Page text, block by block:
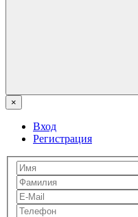
×
Вход
Регистрация